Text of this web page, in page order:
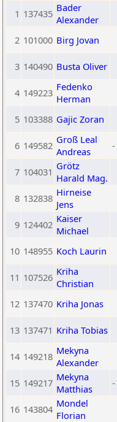
1 137435 Bader
Alexander
2 101000 Birg Jovan
3 140490 Busta Oliver
4 149223 Fedenko
Herman
5 103388 Gajic Zoran
6 149582 Groß Leal
Andreas
-
7 104031 Grötz
Harald Mag.
8 132838 Hirneise
Jens
9 124402 Kaiser
Michael
10 148955 Koch Laurin
11 107526 Kriha
Christian
12 137470 Kriha Jonas
13 137471 Kriha Tobias
14 149218 Mekyna
Alexander
15 149217 Mekyna
Matthias
-
16 143804 Mondel
Florian